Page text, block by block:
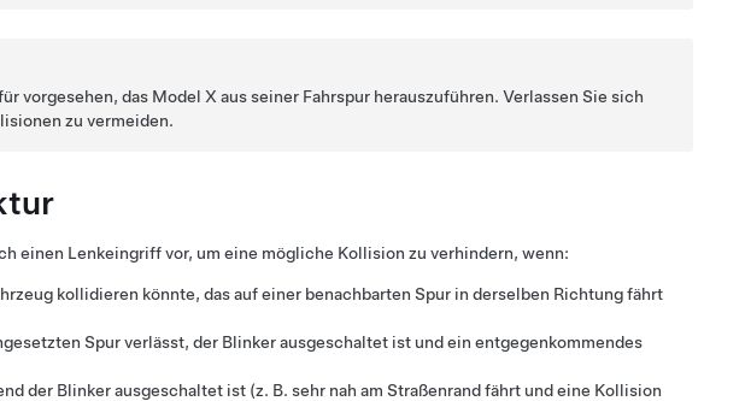
vorgesehen, das Model X aus seiner Fahrspur herauszuführen. Verlassen Sie sich
zu vermeiden.
einen Lenkeingriff vor, um eine mögliche Kollision zu verhindern, wenn:
kollidieren könnte, das auf einer benachbarten Spur in derselben Richtung fährt
Spur verlässt, der Blinker ausgeschaltet ist und ein entgegenkommendes
der Blinker ausgeschaltet ist (z. B. sehr nah am Straßenrand fährt und eine Kollision